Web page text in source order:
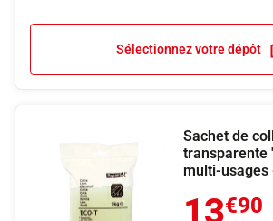
Sélectionnez votre dépôt
Sachet de
transparente
multi-usages
13€90